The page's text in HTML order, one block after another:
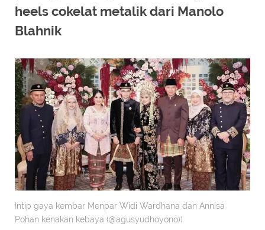
heels cokelat metalik dari Manolo
Blahnik
Intip gaya kembar Menpar Widi Wardhana dan Annisa
Pohan kenakan kebaya (@agusyudhoyono))